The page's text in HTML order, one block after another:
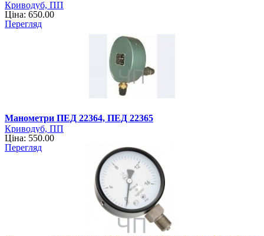
Криводуб, ПП
Ціна: 650.00
Перегляд
Манометри ПЕД 22364, ПЕД 22365
Криводуб, ПП
Ціна: 550.00
Перегляд